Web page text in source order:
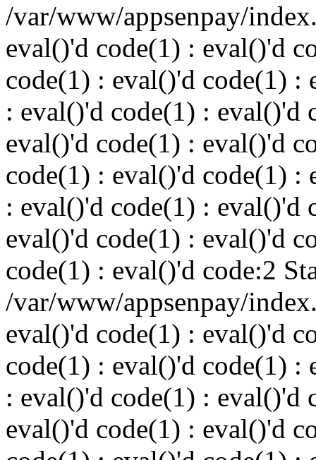
/var/www/appsenpay/
eval()'d code(1) : eval()'d
code(1) : eval()'d code(1) :
: eval()'d code(1) : eval()'d
eval()'d code(1) : eval()'d
code(1) : eval()'d code(1) :
: eval()'d code(1) : eval()'d
eval()'d code(1) : eval()'d
code(1) : eval()'d code:2
/var/www/appsenpay/
eval()'d code(1) : eval()'d
code(1) : eval()'d code(1) :
: eval()'d code(1) : eval()'d
eval()'d code(1) : eval()'d